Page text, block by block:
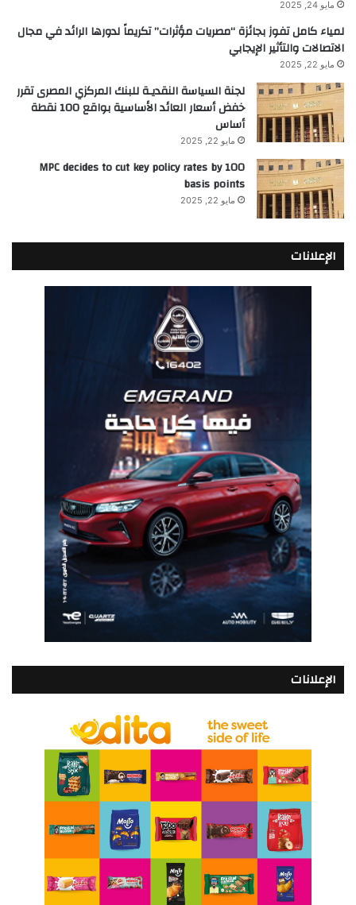
مايو 24, 2025
لمياء كامل تفوز بجائزة “مصريات مؤثرات” تكريماً لدورها الرائد في مجال
الاتصالات والتأثير الإيجابي
مايو 22, 2025
لجنة السياسة النقديـة للبنك المركزي المصرى تقرر
خفض أسعار العائد الأساسية بواقع 100 نقطة
أساس
مايو 22, 2025
MPC decides to cut key policy rates by 100
basis points
مايو 22, 2025
الإعلانات
الإعلانات